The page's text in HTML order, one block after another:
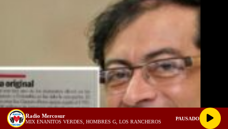
Radio Mercosur
MIX ENANITOS VERDES, HOMBRES G, LOS RANCHEROS
PAUSADO